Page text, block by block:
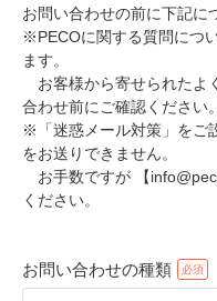
お問い合わせの前に下記に
※PECOに関する質問につ
ます。
お客様から寄せられたよ
合わせ前にご確認ください。
※「迷惑メール対策」をご
をお送りできません。
お手数ですが 【
ください。
お問い合わせの種類